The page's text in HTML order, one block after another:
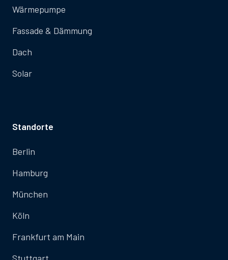
Wärmepumpe
Fassade & Dämmung
Dach
Solar
Standorte
Berlin
Hamburg
München
Köln
Frankfurt am Main